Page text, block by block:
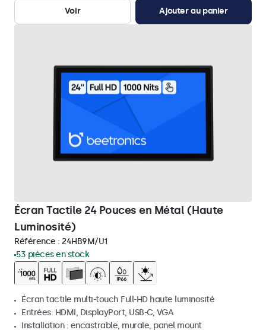
Voir Ajouter au panier
Écran Tactile 24 Pouces en Métal (Haute
Luminosité)
Référence : 24HB9M/U1
53 pièces en stock
Écran tactile multi-touch Full-HD haute luminosité
Entrées: HDMI, DisplayPort, USB-C, VGA
Installation : encastrable, murale, panel mount